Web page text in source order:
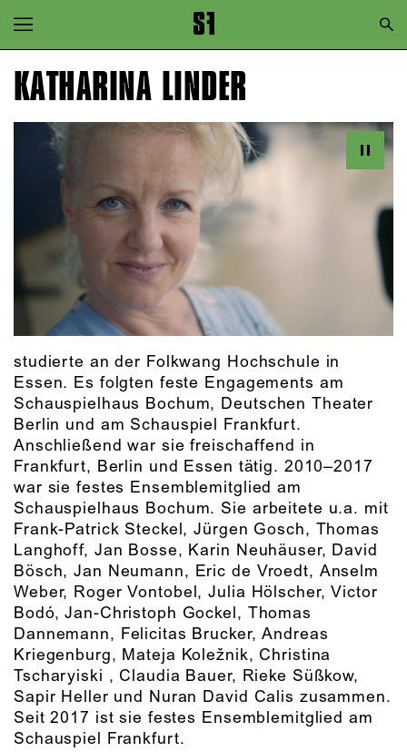
Zur Hauptnavigation springen
Zum Hauptinhalt springen
KATHARINA LINDER
studierte an der Folkwang Hochschule in
Essen. Es folgten feste Engagements am
Schauspielhaus Bochum, Deutschen Theater
Berlin und am Schauspiel Frankfurt.
Anschließend war sie freischaffend in
Frankfurt, Berlin und Essen tätig. 2010–2017
war sie festes Ensemblemitglied am
Schauspielhaus Bochum. Sie arbeitete u.a. mit
Frank-Patrick Steckel, Jürgen Gosch, Thomas
Langhoff, Jan Bosse, Karin Neuhäuser, David
Bösch, Jan Neumann, Eric de Vroedt, Anselm
Weber, Roger Vontobel, Julia Hölscher, Victor
Bodó, Jan-Christoph Gockel, Thomas
Dannemann, Felicitas Brucker, Andreas
Kriegenburg, Mateja Koležnik, Christina
Tscharyiski , Claudia Bauer, Rieke Süßkow,
Sapir Heller und Nuran David Calis zusammen.
Seit 2017 ist sie festes Ensemblemitglied am
Schauspiel Frankfurt.